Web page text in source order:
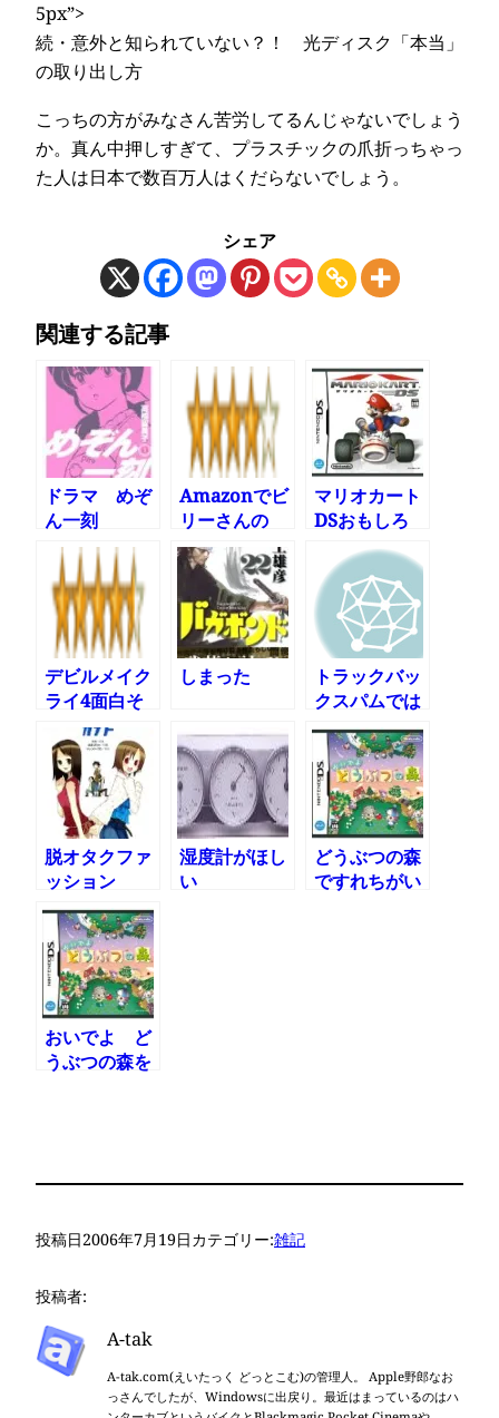
5px”>
続・意外と知られていない？！ 光ディスク「本当」
の取り出し方
こっちの方がみなさん苦労してるんじゃないでしょう
か。真ん中押しすぎて、プラスチックの爪折っちゃっ
た人は日本で数百万人はくだらないでしょう。
シェア
関連する記事
ドラマ めぞ
ん一刻
Amazonでビ
リーさんの
DVDが安く売
られていまし
た
マリオカート
DSおもしろ
すぎる
デビルメイク
ライ4面白そ
しまった
トラックバッ
クスパムでは
Googleのラ
ンキングは上
がりません
脱オタクファ
ッション
湿度計がほし
い
どうぶつの森
ですれちがい
おいでよ ど
うぶつの森を
投稿日2006年7月19日カテゴリー:雑記
投稿者:
A-tak
A-tak.com(えいたっく どっとこむ)の管理人。 Apple野郎なお
っさんでしたが、Windowsに出戻り。最近はまっているのはハ